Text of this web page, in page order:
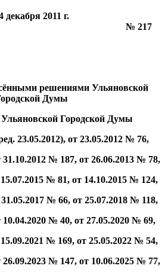
декабря 2011 г.
решениями Ульяновской
Думы
Городской Думы
23.05.2012), от 23.05.2012 № 76,
№ 187, от 26.06.2013 № 78,
№ 81, от 14.10.2015 № 124,
№ 66, от 25.07.2018 № 118,
№ 40, от 27.05.2020 № 69,
№ 169, от 25.05.2022 № 54,
№ 147, от 10.06.2025 № 77,